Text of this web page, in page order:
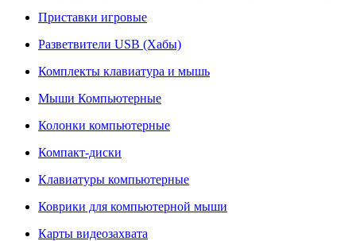
Приставки игровые
Разветвители USB (Хабы)
Комплекты клавиатура и мышь
Мыши Компьютерные
Колонки компьютерные
Компакт-диски
Клавиатуры компьютерные
Коврики для компьютерной мыши
Карты видеозахвата